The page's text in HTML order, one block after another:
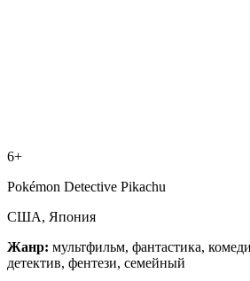
6+
Pokémon Detective Pikachu
США, Япония
Жанр: мультфильм, фантастика,
детектив, фентези, семейный